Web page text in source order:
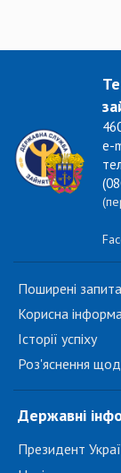
e-
Поширені
Корисна
Історії успіху
Роз'яснення
Державні
Президент